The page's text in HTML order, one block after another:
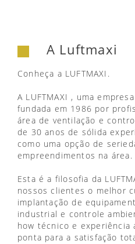
A Luftmaxi
Conheça a LUFTMAXI.
A LUFTMAXI , uma
fundada em 1986 por
área de ventilação e
de 30 anos de sólida
como uma opção de
empreendimentos na área.
Esta é a filosofia da
nossos clientes o melhor
implantação de
industrial e controle
how técnico e experiência
ponta para a satisfação